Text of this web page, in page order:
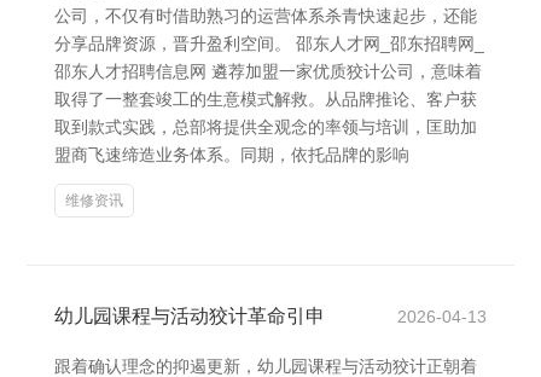
公司，不仅有时借助熟习的运营体系杀青快速起步，还能
分享品牌资源，晋升盈利空间。 邵东人才网_邵东招聘网_
邵东人才招聘信息网 遴荐加盟一家优质狡计公司，意味着
取得了一整套竣工的生意模式解救。从品牌推论、客户获
取到款式实践，总部将提供全观念的率领与培训，匡助加
盟商飞速缔造业务体系。同期，依托品牌的影响
维修资讯
幼儿园课程与活动狡计革命引申 2026-04-13
跟着确认理念的抑遏更新，幼儿园课程与活动狡计正朝着